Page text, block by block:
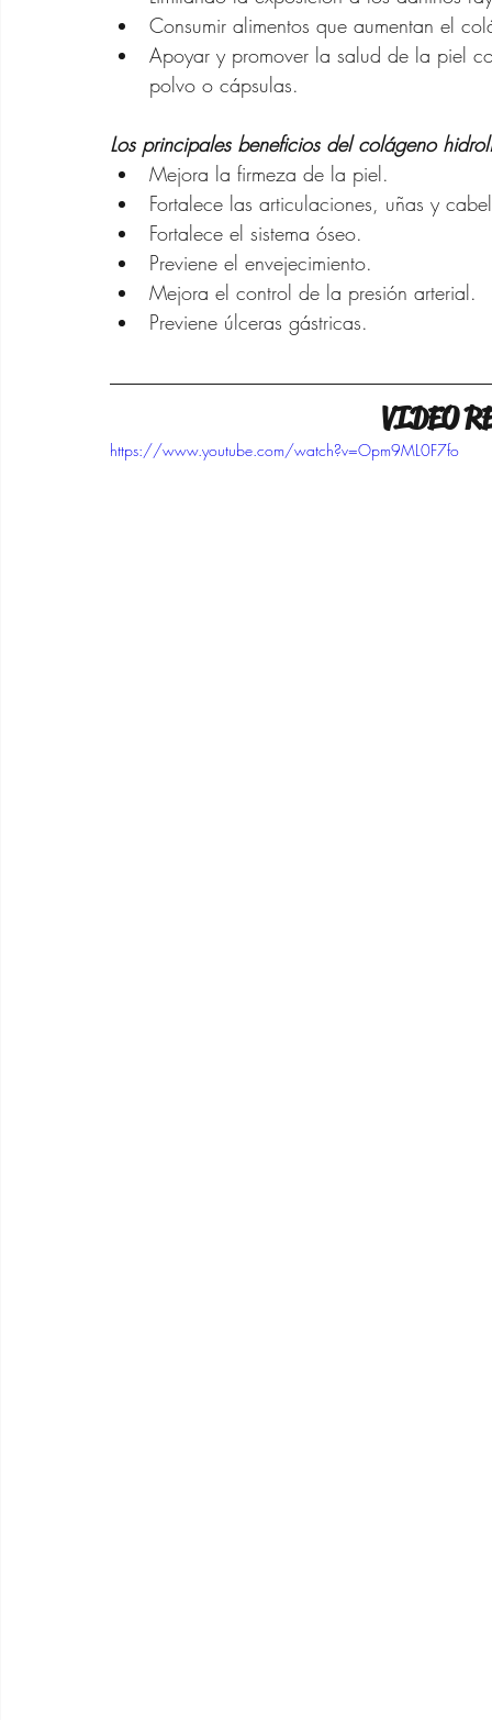
Consumir alimentos que aumentan el
Apoyar y promover la salud de la piel
polvo o cápsulas.
Los principales beneficios del colágeno
Mejora la firmeza de la piel.
Fortalece las articulaciones, uñas y
Fortalece el sistema óseo.
Previene el envejecimiento.
Mejora el control de la presión arterial.
Previene úlceras gástricas.
VIDEO
https://www.youtube.com/watch?v=Opm9ML0F7fo